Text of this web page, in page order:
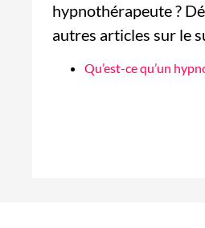
hypnothérapeute ?
autres articles sur le
Qu’est-ce qu’un